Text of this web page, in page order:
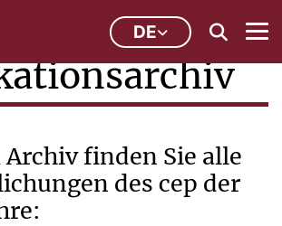
DE
finden Sie alle
des cep der